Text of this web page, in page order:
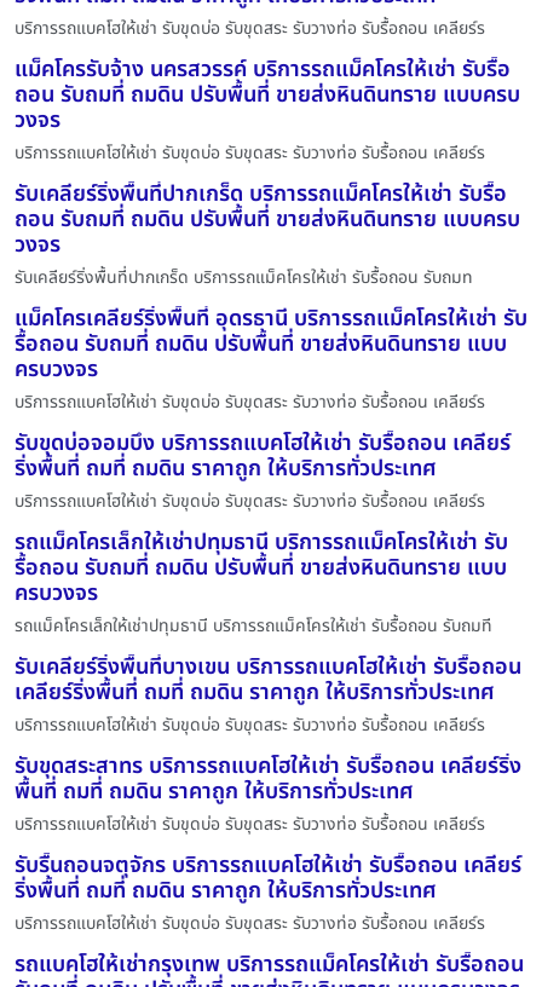
บริการรถแบคโฮให้เช่า รับขุดบ่อ รับขุดสระ รับวางท่อ รับรื้อถอน เคลียร์ร
แม็คโครรับจ้าง นครสวรรค์ บริการรถแม็คโครให้เช่า รับรื้อ
ถอน รับถมที่ ถมดิน ปรับพื้นที่ ขายส่งหินดินทราย แบบครบ
วงจร
บริการรถแบคโฮให้เช่า รับขุดบ่อ รับขุดสระ รับวางท่อ รับรื้อถอน เคลียร์ร
รับเคลียร์ริ่งพื้นที่ปากเกร็ด บริการรถแม็คโครให้เช่า รับรื้อ
ถอน รับถมที่ ถมดิน ปรับพื้นที่ ขายส่งหินดินทราย แบบครบ
วงจร
รับเคลียร์ริ่งพื้นที่ปากเกร็ด บริการรถแม็คโครให้เช่า รับรื้อถอน รับถมท
แม็คโครเคลียร์ริ่งพื้นที่ อุดรธานี บริการรถแม็คโครให้เช่า รับ
รื้อถอน รับถมที่ ถมดิน ปรับพื้นที่ ขายส่งหินดินทราย แบบ
ครบวงจร
บริการรถแบคโฮให้เช่า รับขุดบ่อ รับขุดสระ รับวางท่อ รับรื้อถอน เคลียร์ร
รับขุดบ่อจอมบึง บริการรถแบคโฮให้เช่า รับรื้อถอน เคลียร์
ริ่งพื้นที่ ถมที่ ถมดิน ราคาถูก ให้บริการทั่วประเทศ
บริการรถแบคโฮให้เช่า รับขุดบ่อ รับขุดสระ รับวางท่อ รับรื้อถอน เคลียร์ร
รถแม็คโครเล็กให้เช่าปทุมธานี บริการรถแม็คโครให้เช่า รับ
รื้อถอน รับถมที่ ถมดิน ปรับพื้นที่ ขายส่งหินดินทราย แบบ
ครบวงจร
รถแม็คโครเล็กให้เช่าปทุมธานี บริการรถแม็คโครให้เช่า รับรื้อถอน รับถมที
รับเคลียร์ริ่งพื้นที่บางเขน บริการรถแบคโฮให้เช่า รับรื้อถอน
เคลียร์ริ่งพื้นที่ ถมที่ ถมดิน ราคาถูก ให้บริการทั่วประเทศ
บริการรถแบคโฮให้เช่า รับขุดบ่อ รับขุดสระ รับวางท่อ รับรื้อถอน เคลียร์ร
รับขุดสระสาทร บริการรถแบคโฮให้เช่า รับรื้อถอน เคลียร์ริ่ง
พื้นที่ ถมที่ ถมดิน ราคาถูก ให้บริการทั่วประเทศ
บริการรถแบคโฮให้เช่า รับขุดบ่อ รับขุดสระ รับวางท่อ รับรื้อถอน เคลียร์ร
รับรื้นถอนจตุจักร บริการรถแบคโฮให้เช่า รับรื้อถอน เคลียร์
ริ่งพื้นที่ ถมที่ ถมดิน ราคาถูก ให้บริการทั่วประเทศ
บริการรถแบคโฮให้เช่า รับขุดบ่อ รับขุดสระ รับวางท่อ รับรื้อถอน เคลียร์ร
รถแบคโฮให้เช่ากรุงเทพ บริการรถแม็คโครให้เช่า รับรื้อถอน